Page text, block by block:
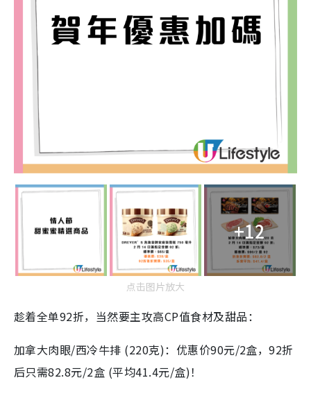
+12
点击图片放大
趁着全单92折，当然要主攻高CP值食材及甜品：
加拿大肉眼/西冷牛排 (220克)：优惠价90元/2盒，92折
后只需82.8元/2盒 (平均41.4元/盒)！